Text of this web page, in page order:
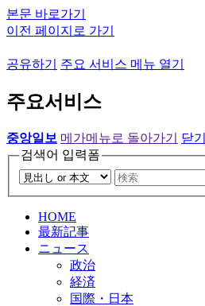
본문 바로가기
이전 페이지로 가기
공유하기 주요 서비스 메뉴 열기
주요서비스
중앙일보 메가메뉴로 돌아가기
닫기
검색어 입력폼
HOME
最新記事
ニュース
政治
経済
国際・日本